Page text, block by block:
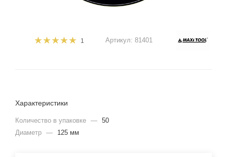
1 Артикул: 81401
Характеристики
Количество в упаковке — 50
Диаметр — 125 мм